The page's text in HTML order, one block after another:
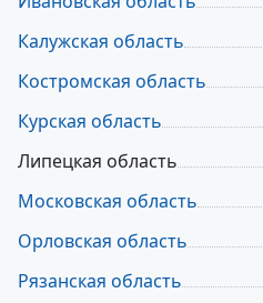
Калужская область
Костромская область
Курская область
Липецкая область
Московская область
Орловская область
Рязанская область